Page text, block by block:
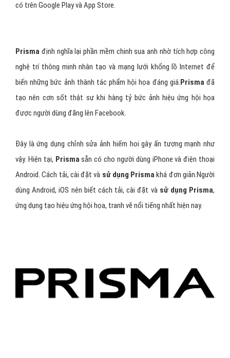
có trên Google Play và App Store.
Prisma định nghĩa lại phần mềm chinh sua anh nhờ tích hợp công
nghệ trí thông minh nhân tạo và mạng lưới khổng lồ Internet để
biến những bức ảnh thành tác phẩm hội họa đáng giá.Prismađã
tạo nên cơn sốt thật sự khi hàng tỷ bức ảnh hiệu ứng hội họa
được người dùng đăng lên Facebook.
Đây là ứng dụng chỉnh sửa ảnh hiếm hoi gây ấn tượng mạnh như
vậy. Hiện tại, Prismasẵn có cho người dùng iPhone và điện thoại
Android. Cách tải, cài đặt và sử dụng Prismakhá đơn giản.Người
dùng Android, iOS nên biết cách tải, cài đặt và sử dụng Prisma,
ứng dụng tạo hiệu ứng hội họa, tranh vẽ nổi tiếng nhất hiện nay.